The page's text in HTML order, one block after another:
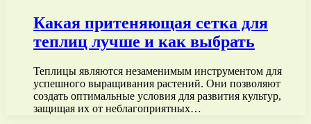
Какая притеняющая сетка для
теплиц лучше и как выбрать
Теплицы являются незаменимым инструментом для
успешного выращивания растений. Они позволяют
создать оптимальные условия для развития культур,
защищая их от неблагоприятных…